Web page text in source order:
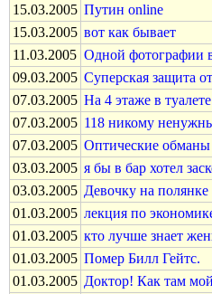
15.03.2005 Путин online
15.03.2005 вот как бывает
11.03.2005 Одной фотографии
09.03.2005 Суперская защита
07.03.2005 Hа 4 этаже в
07.03.2005 118 никомy
07.03.2005 Оптические обманы
03.03.2005 я бы в бар хотел
03.03.2005 Девочку на полянке
01.03.2005 лекция по
01.03.2005 кто лучше знает
01.03.2005 Помер Билл Гейтс.
01.03.2005 Доктоp! Как там